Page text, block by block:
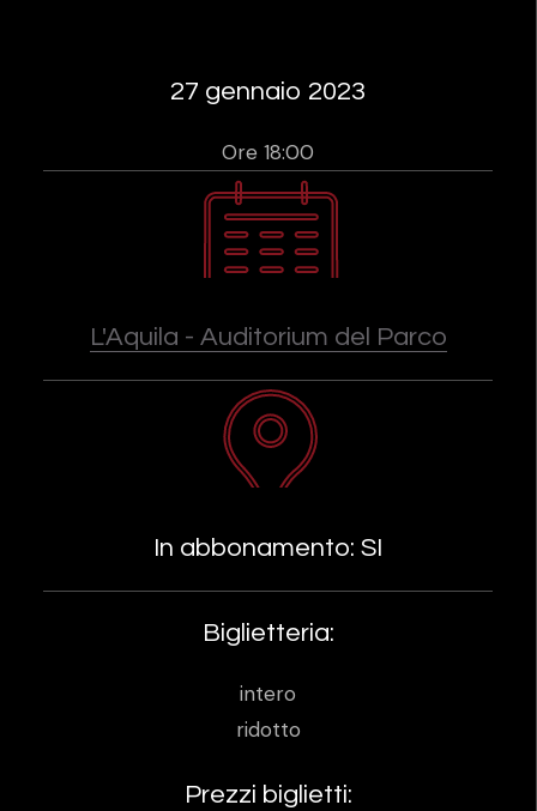
27 gennaio 2023
Ore 18:00
L'Aquila - Auditorium del Parco
In abbonamento: SI
Biglietteria:
intero
ridotto
Prezzi biglietti: